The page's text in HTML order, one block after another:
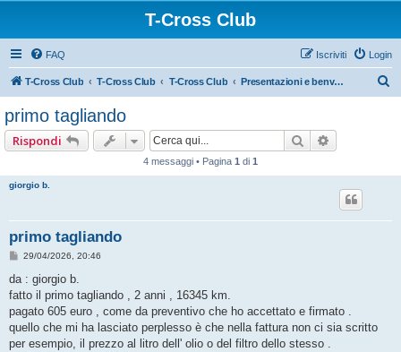
T-Cross Club
FAQ Login
Iscriviti
T-Cross Club T-Cross Club T-Cross Club Presentazioni e benvenuto ai nuovi membri
primo tagliando
Rispondi Cerca
4 messaggi • Pagina 1 di 1
giorgio b.
primo tagliando
M
s
a
g
g
i
o
29/04/2026, 20:46
da : giorgio b.
fatto il primo tagliando , 2 anni , 16345 km.
pagato 605 euro , come da preventivo che ho accettato e firmato .
quello che mi ha lasciato perplesso è che nella fattura non ci sia scritto
per esempio, il prezzo al litro dell' olio o del filtro dello stesso .